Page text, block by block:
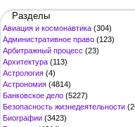
Разделы
Авиация и космонавтика (304)
Административное право (123)
Арбитражный процесс (23)
Архитектура (113)
Астрология (4)
Астрономия (4814)
Банковское дело (5227)
Безопасность жизнедеятельности
Биографии (3423)